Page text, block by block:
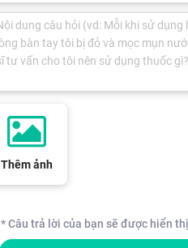
Thêm ảnh
* Câu trả lời của bạn sẽ được hiển